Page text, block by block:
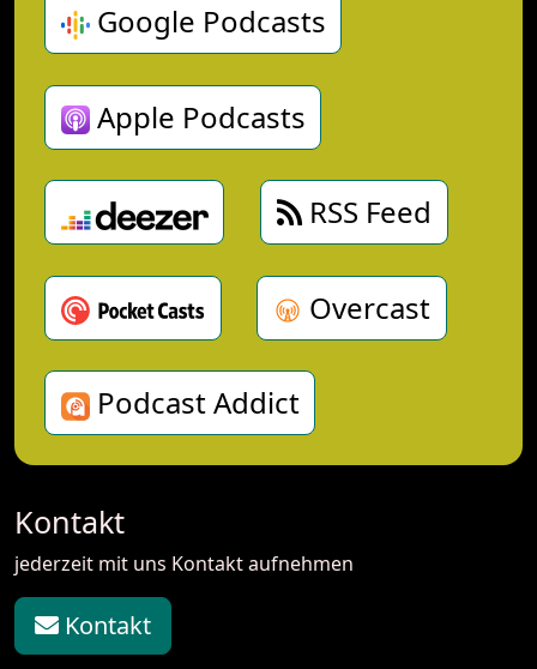
Google Podcasts
Apple Podcasts
RSS Feed
Overcast
Podcast Addict
Kontakt
jederzeit mit uns Kontakt aufnehmen
Kontakt